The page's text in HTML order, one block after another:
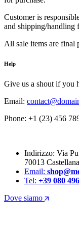
Customer is
and shipping/handling
All sale items are final
Help
Give us a shout if you
Email:
Phone: +1 (23) 456
Indirizzo: Via
70013
Email:
Tel: +39 080
Dove siamo